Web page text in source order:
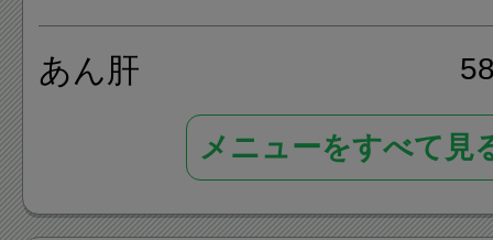
あん肝
メニューをすべて見